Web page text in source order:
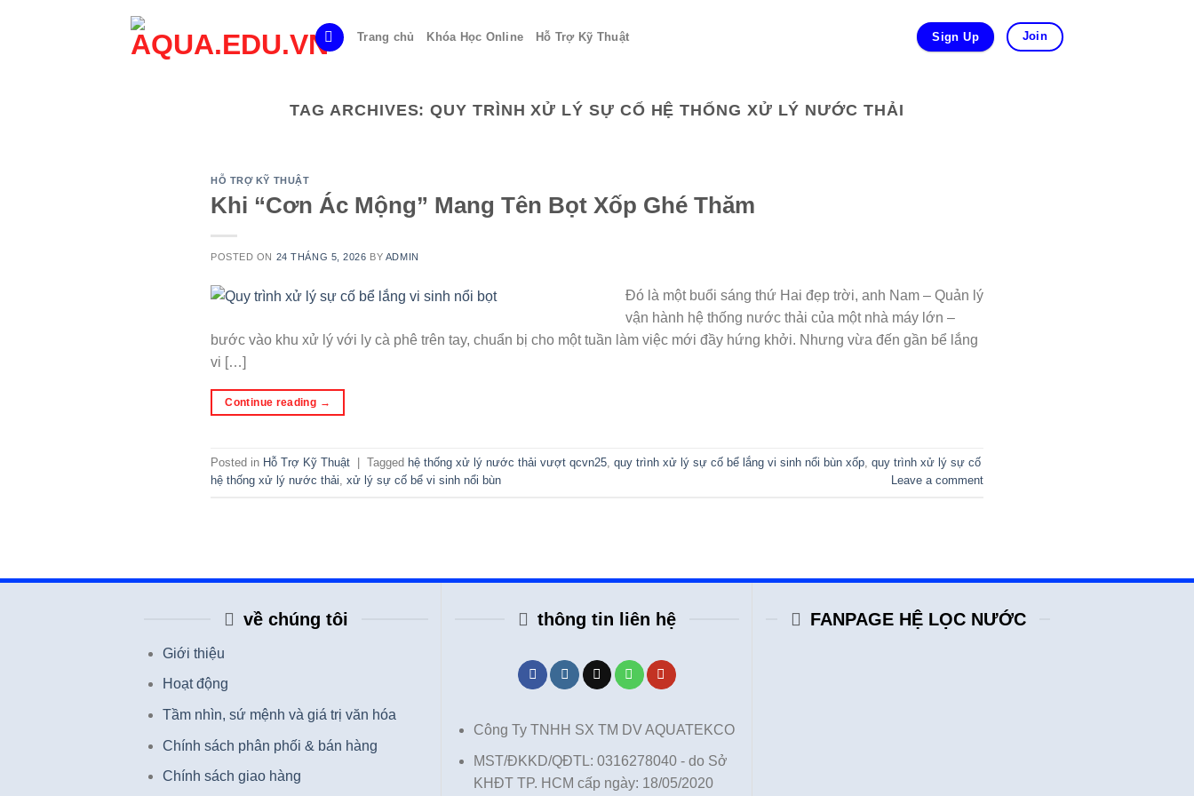
Trang chủ Khóa Học Online Hỗ Trợ Kỹ Thuật Sign Up Join
TAG ARCHIVES:QUY TRÌNH XỬ LÝ SỰ CỐ HỆ THỐNG XỬ LÝ NƯỚC THẢI
HỖ TRỢ KỸ THUẬT
Khi “Cơn Ác Mộng” Mang Tên Bọt Xốp Ghé Thăm
POSTED ON 24 THÁNG 5, 2026 BY ADMIN
Đó là một buổi sáng thứ Hai đẹp trời, anh Nam – Quản lý
vận hành hệ thống nước thải của một nhà máy lớn –
bước vào khu xử lý với ly cà phê trên tay, chuẩn bị cho một tuần làm việc mới đầy hứng khởi. Nhưng vừa đến gần bể lắng
vi […]
Continue reading →
Posted in Hỗ Trợ Kỹ Thuật Tagged hệ thống xử lý nước thải vượt qcvn25, quy trình xử lý sự cố bể lắng vi sinh nổi bùn xốp, quy trình xử lý sự cố
hệ thống xử lý nước thải, xử lý sự cố bể vi sinh nổi bùn Leave a comment
về chúng tôi
Giới thiệu
Hoạt động
Tầm nhìn, sứ mệnh và giá trị văn hóa
Chính sách phân phối & bán hàng
Chính sách giao hàng
thông tin liên hệ
Công Ty TNHH SX TM DV AQUATEKCO
MST/ĐKKD/QĐTL: 0316278040 - do Sở
KHĐT TP. HCM cấp ngày: 18/05/2020
FANPAGE HỆ LỌC NƯỚC